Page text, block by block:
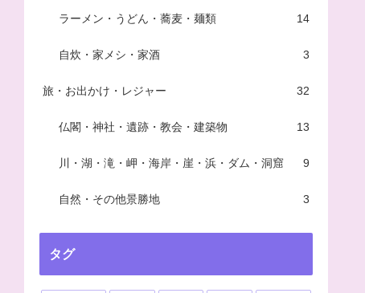
ラーメン・うどん・蕎麦・麺類 14
自炊・家メシ・家酒 3
旅・お出かけ・レジャー 32
仏閣・神社・遺跡・教会・建築物 13
川・湖・滝・岬・海岸・崖・浜・ダム・洞窟 9
自然・その他景勝地 3
タグ